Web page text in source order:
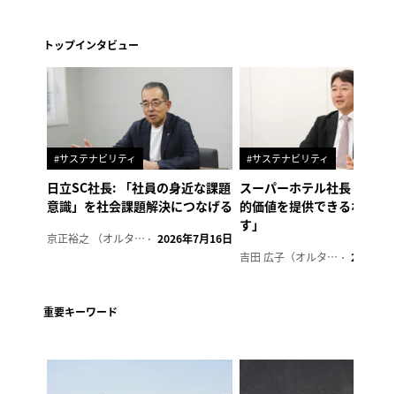
トップインタビュー
#サステナビリティ
日立SC社長: 「社員の身近な課題
意識」を社会課題解決につなげる
京正裕之 （オルタナ副編集長） 2026年7月16日
#サステナビリティ
スーパーホテル社長「地域
的価値を提供できるホテル
す」
吉田 広子（オルタナ輪番編集長） 2026年6
重要キーワード